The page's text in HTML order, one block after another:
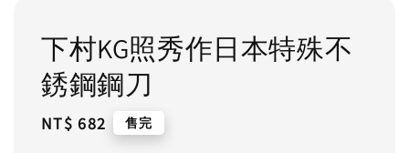
下村KG照秀作日本特殊不
銹鋼鋼刀
Regular
NT$ 682 售完